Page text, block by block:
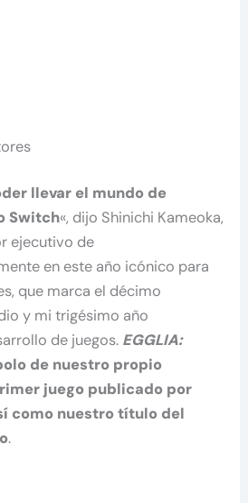
llevar el mundo de
Switch«, dijo Shinichi Kameoka,
ejecutivo de
en este año icónico para
que marca el décimo
y mi trigésimo año
de juegos. EGGLIA:
de nuestro propio
juego publicado por
como nuestro título del
.